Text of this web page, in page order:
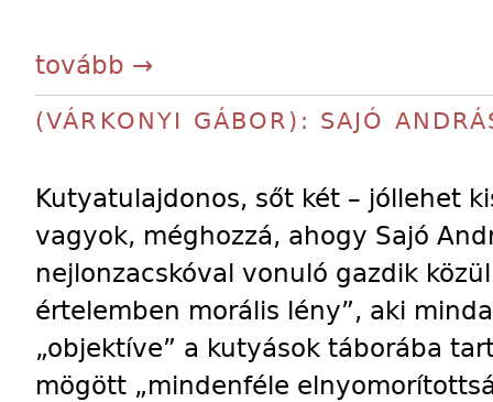
tovább →
(VÁRKONYI GÁBOR): SAJÓ
Kutyatulajdonos, sőt két – jóllehet
vagyok, méghozzá, ahogy Sajó
nejlonzacskóval vonuló gazdik
értelemben morális lény”, aki
„objektíve” a kutyások táborába
mögött „mindenféle